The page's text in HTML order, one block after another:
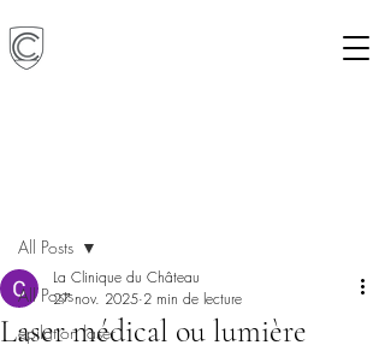
All Posts
epilation laser
All Posts
Laser médical ou lumière
La Clinique du Château
27 nov. 2025 2 min de lecture